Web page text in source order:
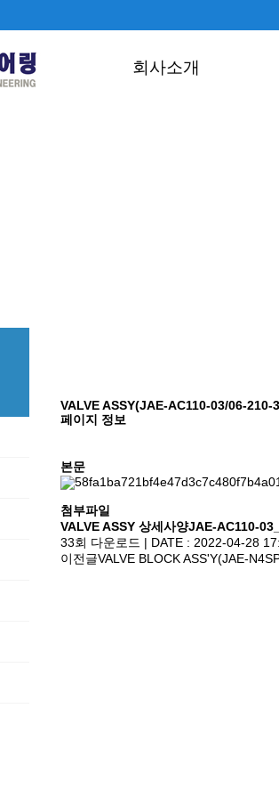
회사소개
VALVE ASSY(JAE-AC110-03/06-210-
페이지 정보
본문
첨부파일
VALVE ASSY 상세사양JAE-AC110-
33회 다운로드 | DATE : 2022-04-28
이전글VALVE BLOCK ASS'Y(JAE-